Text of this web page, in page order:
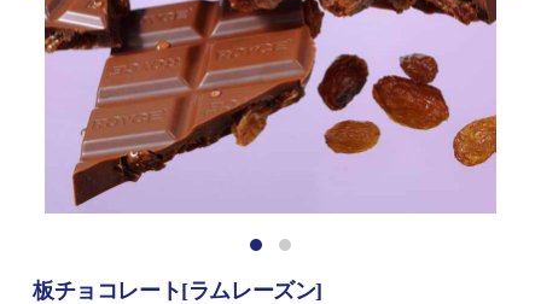
板チョコレート[ラムレーズン]